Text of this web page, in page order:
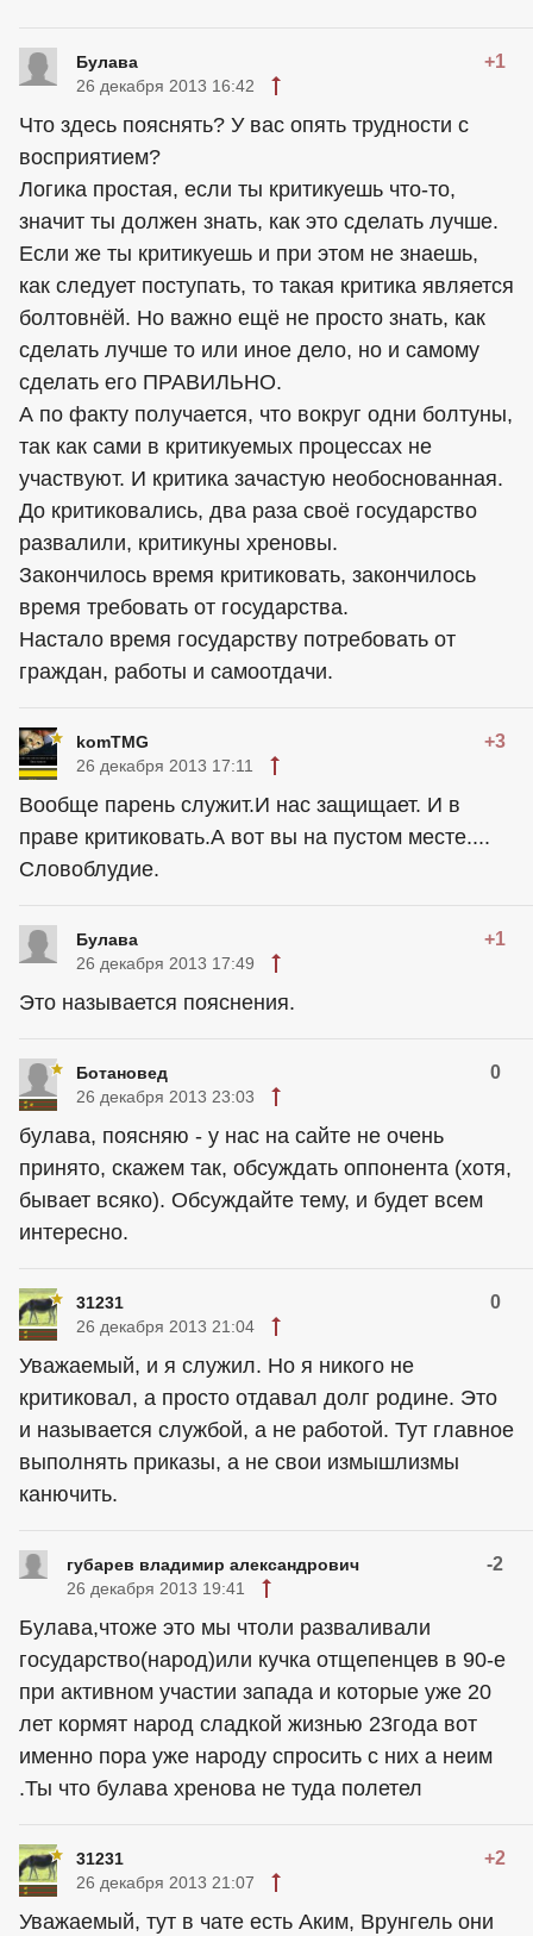
Булава +1
26 декабря 2013 16:42
Что здесь пояснять? У вас опять трудности с
восприятием?
Логика простая, если ты критикуешь что-то,
значит ты должен знать, как это сделать лучше.
Если же ты критикуешь и при этом не знаешь,
как следует поступать, то такая критика является
болтовнёй. Но важно ещё не просто знать, как
сделать лучше то или иное дело, но и самому
сделать его ПРАВИЛЬНО.
А по факту получается, что вокруг одни болтуны,
так как сами в критикуемых процессах не
участвуют. И критика зачастую необоснованная.
До критиковались, два раза своё государство
развалили, критикуны хреновы.
Закончилось время критиковать, закончилось
время требовать от государства.
Настало время государству потребовать от
граждан, работы и самоотдачи.
komTMG +3
26 декабря 2013 17:11
Вообще парень служит.И нас защищает. И в
праве критиковать.А вот вы на пустом месте....
Словоблудие.
Булава +1
26 декабря 2013 17:49
Это называется пояснения.
Ботановед 0
26 декабря 2013 23:03
булава, поясняю - у нас на сайте не очень
принято, скажем так, обсуждать оппонента (хотя,
бывает всяко). Обсуждайте тему, и будет всем
интересно.
31231 0
26 декабря 2013 21:04
Уважаемый, и я служил. Но я никого не
критиковал, а просто отдавал долг родине. Это
и называется службой, а не работой. Тут главное
выполнять приказы, а не свои измышлизмы
канючить.
губарев владимир александрович -2
26 декабря 2013 19:41
Булава,чтоже это мы чтоли разваливали
государство(народ)или кучка отщепенцев в 90-е
при активном участии запада и которые уже 20
лет кормят народ сладкой жизнью 23года вот
именно пора уже народу спросить с них а неим
.Ты что булава хренова не туда полетел
31231 +2
26 декабря 2013 21:07
Уважаемый, тут в чате есть Аким, Врунгель они